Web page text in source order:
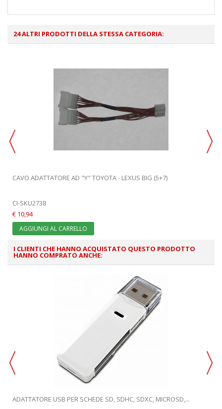
24 ALTRI PRODOTTI DELLA STESSA CATEGORIA:
CAVO ADATTATORE AD "Y" TOYOTA - LEXUS BIG (5+7)
CI-SKU2738
€ 10,94
AGGIUNGI AL CARRELLO
I CLIENTI CHE HANNO ACQUISTATO QUESTO PRODOTTO
HANNO COMPRATO ANCHE:
ADATTATORE USB PER SCHEDE SD, SDHC, SDXC, MICROSD,...